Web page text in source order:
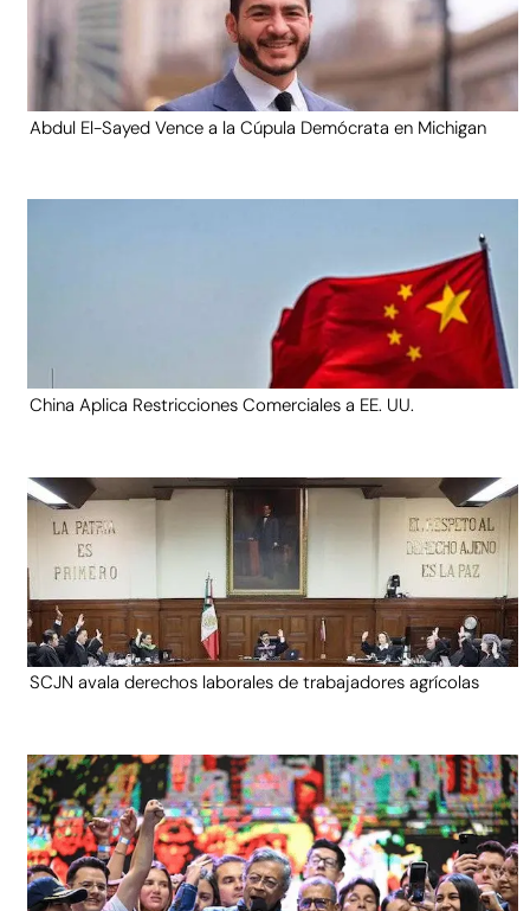
Abdul El-Sayed Vence a la Cúpula Demócrata en Michigan
China Aplica Restricciones Comerciales a EE. UU.
SCJN avala derechos laborales de trabajadores agrícolas